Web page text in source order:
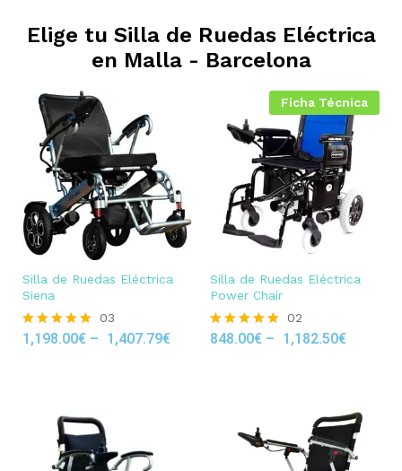
Elige tu Silla de Ruedas Eléctrica
en Malla - Barcelona
Silla de Ruedas Eléctrica
Siena
Rated
03
1,198.00€ – 1,407.79€
Ficha Técnica
Silla de Ruedas Eléctrica
Power Chair
Rated
02
848.00€ – 1,182.50€